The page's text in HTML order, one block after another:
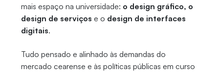
mais espaço na universidade: o design gráfico, o
design de serviços e o design de interfaces
digitais.
Tudo pensado e alinhado às demandas do
mercado cearense e às políticas públicas em curso